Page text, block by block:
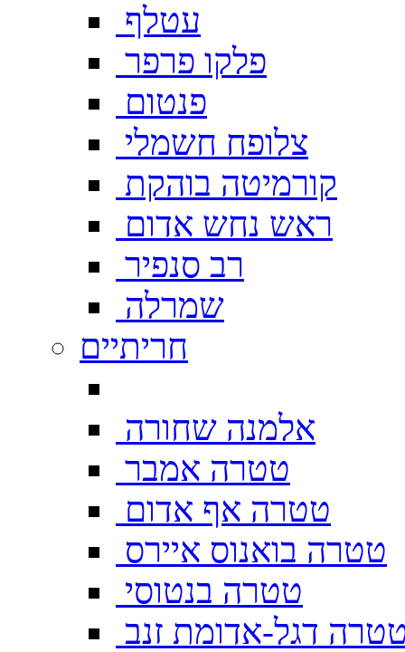
עטלף
פלקו פרפר
פנטום
צלופח חשמלי
קורמיטה בוהקת
ראש נחש אדום
רב סנפיר
שמרלה
חריתיים
אלמנה שחורה
טטרה אמבר
טטרה אף אדום
טטרה בואנוס איירס
טטרה בנטוסי
דגל-אדומת זנב